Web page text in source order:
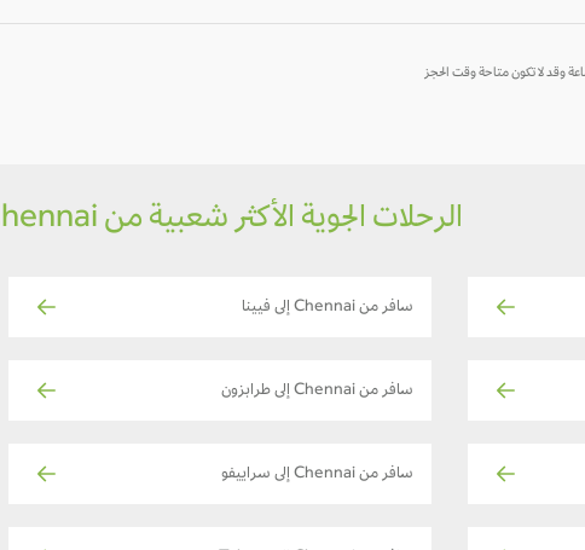
الرحلات الجوية الأكثر شعبية من Chennai
سافر من Chennai إلى فيينا
سافر من Chennai إلى طرابزون
سافر من Chennai إلى سراييفو